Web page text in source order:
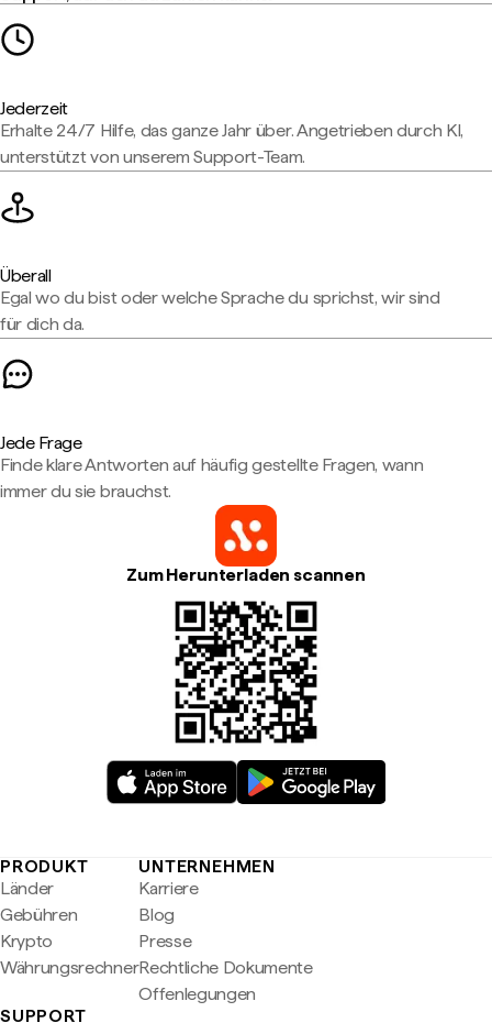
Jederzeit
Erhalte 24/7 Hilfe, das ganze Jahr über. Angetrieben durch KI,
unterstützt von unserem Support-Team.
Überall
Egal wo du bist oder welche Sprache du sprichst, wir sind
für dich da.
Jede Frage
Finde klare Antworten auf häufig gestellte Fragen, wann
immer du sie brauchst.
Zum Herunterladen scannen
PRODUKT
Länder
Gebühren
Krypto
Währungsrechner
UNTERNEHMEN
Karriere
Blog
Presse
Rechtliche Dokumente
Offenlegungen
SUPPORT